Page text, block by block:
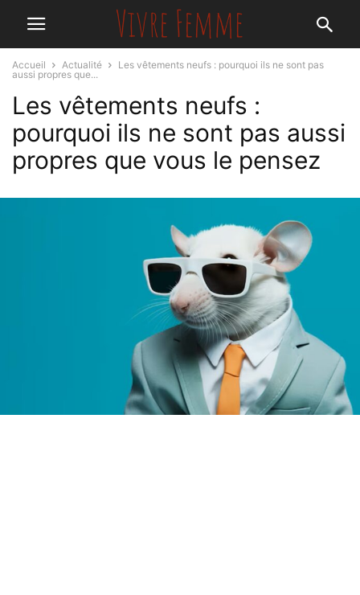
Accueil Actualité
Les vêtements neufs : pourquoi ils ne sont pas
aussi propres que...
Les vêtements neufs :
pourquoi ils ne sont pas aussi
propres que vous le pensez